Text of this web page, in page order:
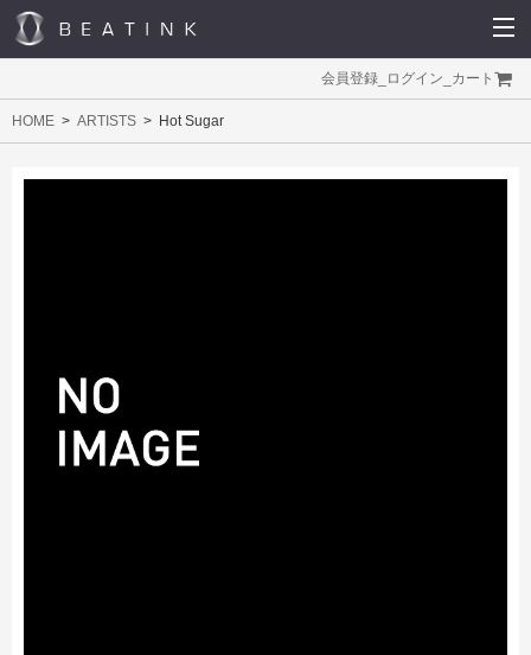
会員登録 ログイン カート
HOME ARTISTS Hot Sugar